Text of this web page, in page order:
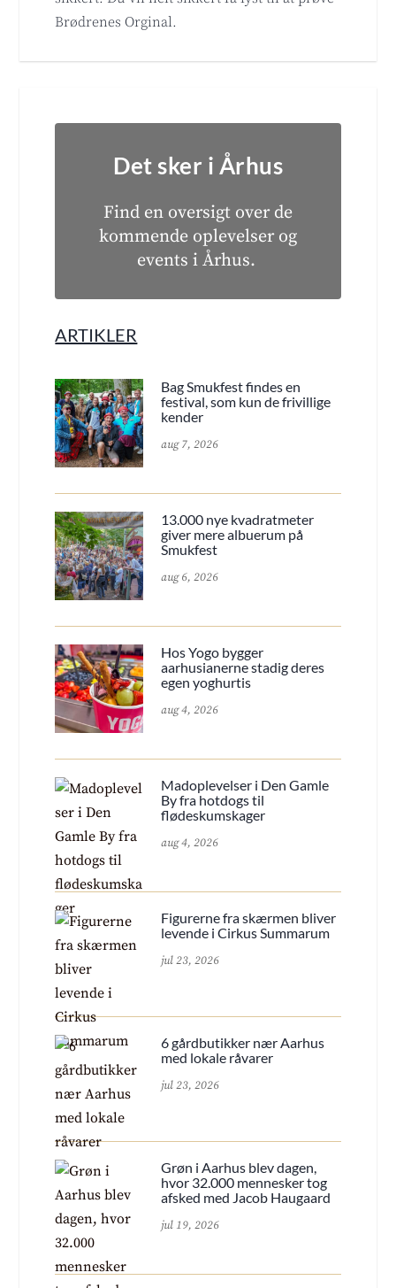
Brødrenes Orginal.
Det sker i Århus
Find en oversigt over de
kommende oplevelser og
events i Århus.
ARTIKLER
Bag Smukfest findes en
festival, som kun de frivillige
kender
aug 7, 2026
13.000 nye kvadratmeter
giver mere albuerum på
Smukfest
aug 6, 2026
Hos Yogo bygger
aarhusianerne stadig deres
egen yoghurtis
aug 4, 2026
Madoplevelser i Den Gamle
By fra hotdogs til
flødeskumskager
aug 4, 2026
Figurerne fra skærmen bliver
levende i Cirkus Summarum
jul 23, 2026
6 gårdbutikker nær Aarhus
med lokale råvarer
jul 23, 2026
Grøn i Aarhus blev dagen,
hvor 32.000 mennesker tog
afsked med Jacob Haugaard
jul 19, 2026